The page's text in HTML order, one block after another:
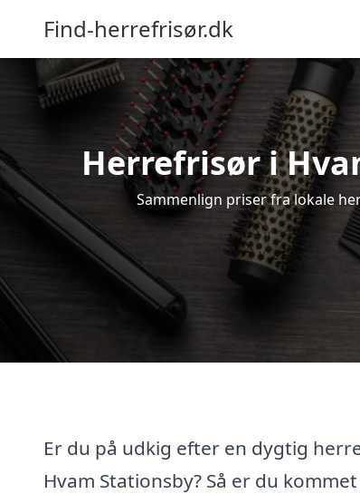
Find-herrefrisør.dk
Herrefrisør i
Sammenlign priser fra lokale
Er du på udkig efter en dygtig
Hvam Stationsby? Så er du